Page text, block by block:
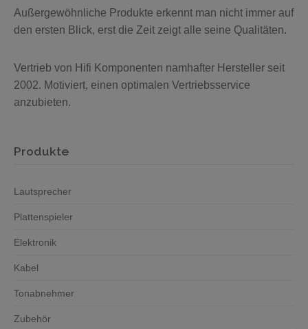
Außergewöhnliche Produkte erkennt man nicht immer auf
den ersten Blick, erst die Zeit zeigt alle seine Qualitäten.
Vertrieb von Hifi Komponenten namhafter Hersteller seit
2002. Motiviert, einen optimalen Vertriebsservice
anzubieten.
Produkte
Lautsprecher
Plattenspieler
Elektronik
Kabel
Tonabnehmer
Zubehör